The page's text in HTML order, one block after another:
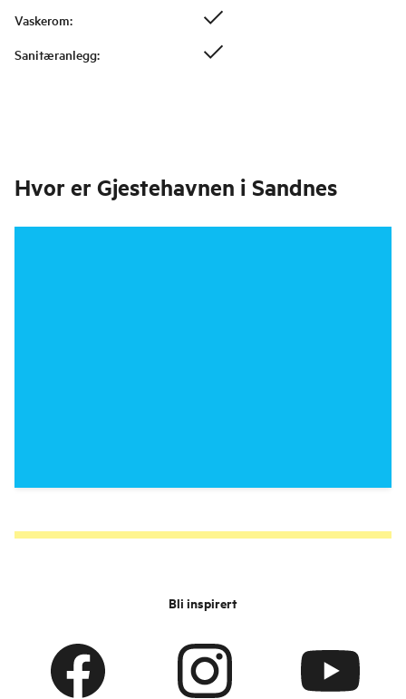
Vaskerom:
Sanitæranlegg:
Hvor er Gjestehavnen i Sandnes
Bli inspirert